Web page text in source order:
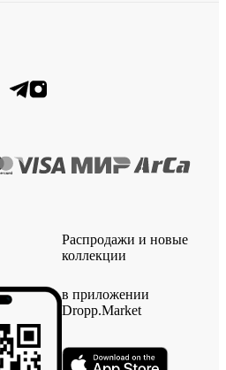
Распродажи и новые
коллекции
в приложении
Dropp.Market